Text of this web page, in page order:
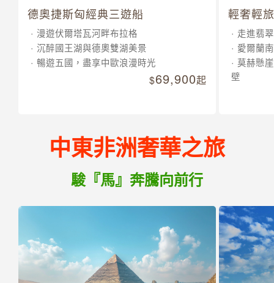
德奧捷斯匈經典三遊船
漫遊伏爾塔瓦河畔布拉格
沉醉國王湖與德奧雙湖美景
暢遊五國，盡享中歐浪漫時光
69,900起
輕奢輕
走進翡
愛爾蘭
莫赫懸
壁
中東非洲奢華之旅
駿『馬』奔騰向前行